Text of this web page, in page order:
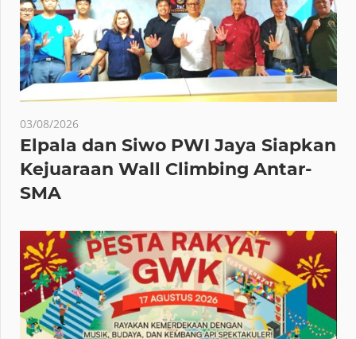
03/08/2026
Elpala dan Siwo PWI Jaya Siapkan
Kejuaraan Wall Climbing Antar-
SMA